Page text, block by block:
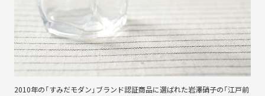
2010年の「すみだモダン」ブランド認証商品に選ばれた岩澤硝子の「江戸前